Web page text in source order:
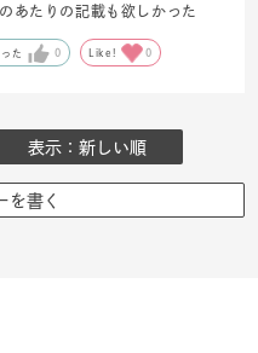
あたりの記載も欲しかった
た 0 Like! 0
表示：新しい順
を書く